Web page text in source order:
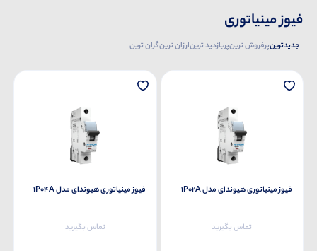
فیوز مینیاتوری
جدیدترینپرفروش ترینپربازدید ترینارزان ترینگران ترین
فیوز مینیاتوری هیوندای مدل 1P02A
تماس بگیرید
فیوز مینیاتوری هیوندای مدل 1P04A
تماس بگیرید